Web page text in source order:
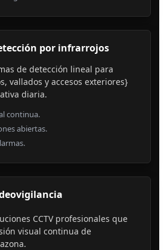
por infrarrojos
de detección lineal para
vallados y accesos exteriores}
diaria.
continua.
abiertas.
CCTV profesionales que
visual continua de